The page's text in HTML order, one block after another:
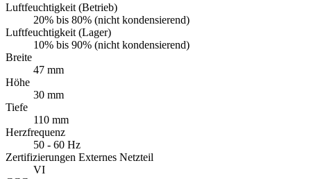
CCC
ja
cUL
ja
TÜV
TÜV Rheinland
GS
Ja
RoHS
ja
EAC
ja
Service
Servicepaket